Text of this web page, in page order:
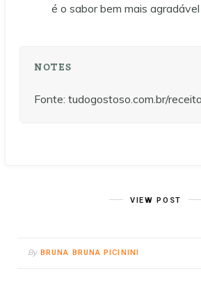
é o sabor bem mais agradável
NOTES
Fonte: tudogostoso.com.br/receita
VIEW POST
By BRUNA BRUNA PICININI